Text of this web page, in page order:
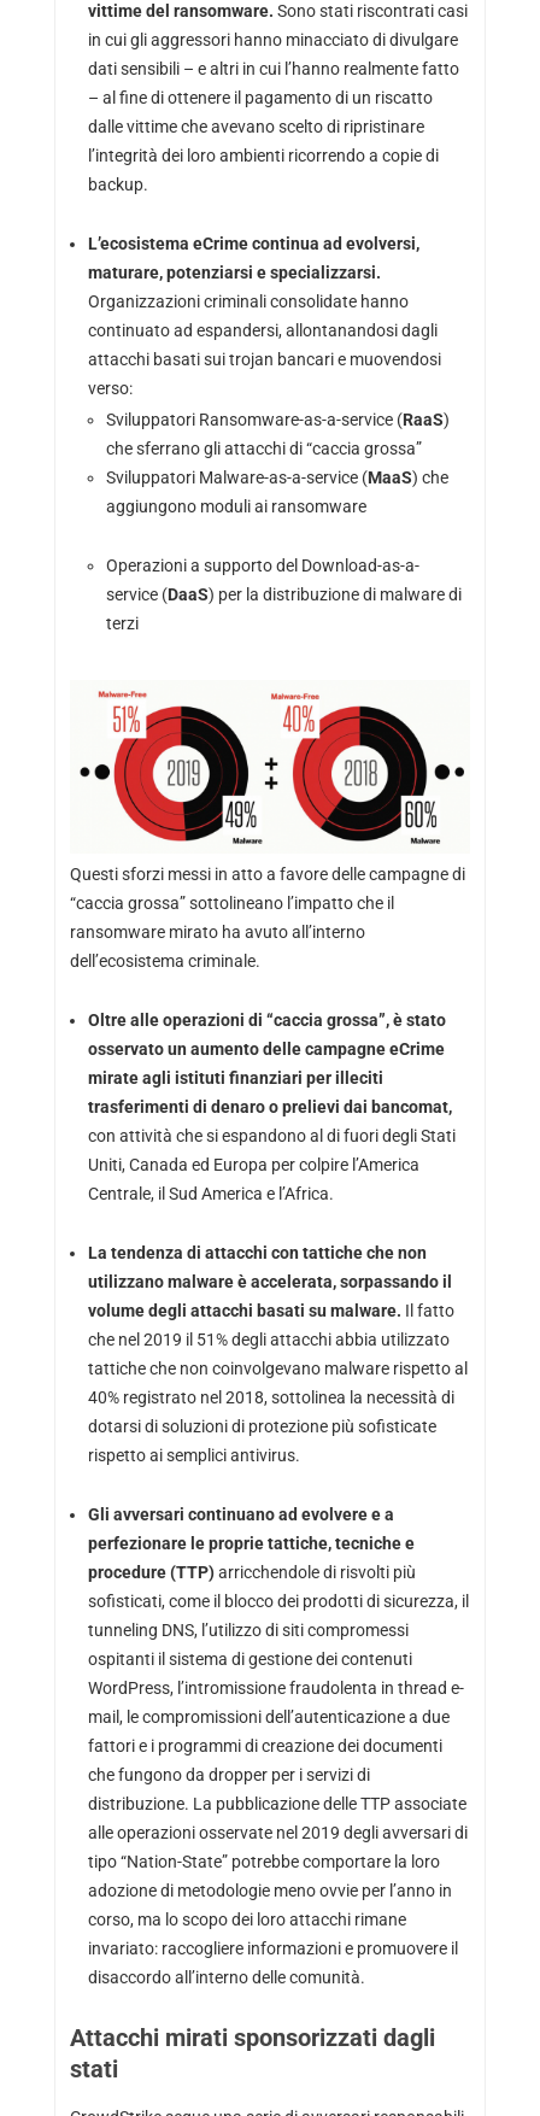
vittime del ransomware. Sono stati riscontrati casi
in cui gli aggressori hanno minacciato di divulgare
dati sensibili – e altri in cui l’hanno realmente fatto
– al fine di ottenere il pagamento di un riscatto
dalle vittime che avevano scelto di ripristinare
l’integrità dei loro ambienti ricorrendo a copie di
backup.
L’ecosistema eCrime continua ad evolversi,
maturare, potenziarsi e specializzarsi.
Organizzazioni criminali consolidate hanno
continuato ad espandersi, allontanandosi dagli
attacchi basati sui trojan bancari e muovendosi
verso:
Sviluppatori Ransomware-as-a-service (RaaS)
che sferrano gli attacchi di “caccia grossa”
Sviluppatori Malware-as-a-service (MaaS) che
aggiungono moduli ai ransomware
Operazioni a supporto del Download-as-a-
service (DaaS) per la distribuzione di malware di
terzi
Questi sforzi messi in atto a favore delle campagne di
“caccia grossa” sottolineano l’impatto che il
ransomware mirato ha avuto all’interno
dell’ecosistema criminale.
Oltre alle operazioni di “caccia grossa”, è stato
osservato un aumento delle campagne eCrime
mirate agli istituti finanziari per illeciti
trasferimenti di denaro o prelievi dai bancomat,
con attività che si espandono al di fuori degli Stati
Uniti, Canada ed Europa per colpire l’America
Centrale, il Sud America e l’Africa.
La tendenza di attacchi con tattiche che non
utilizzano malware è accelerata, sorpassando il
volume degli attacchi basati su malware. Il fatto
che nel 2019 il 51% degli attacchi abbia utilizzato
tattiche che non coinvolgevano malware rispetto al
40% registrato nel 2018, sottolinea la necessità di
dotarsi di soluzioni di protezione più sofisticate
rispetto ai semplici antivirus.
Gli avversari continuano ad evolvere e a
perfezionare le proprie tattiche, tecniche e
procedure (TTP)arricchendole di risvolti più
sofisticati, come il blocco dei prodotti di sicurezza, il
tunneling DNS, l’utilizzo di siti compromessi
ospitanti il sistema di gestione dei contenuti
WordPress, l’intromissione fraudolenta in thread e-
mail, le compromissioni dell’autenticazione a due
fattori e i programmi di creazione dei documenti
che fungono da dropper per i servizi di
distribuzione. La pubblicazione delle TTP associate
alle operazioni osservate nel 2019 degli avversari di
tipo “Nation-State” potrebbe comportare la loro
adozione di metodologie meno ovvie per l’anno in
corso, ma lo scopo dei loro attacchi rimane
invariato: raccogliere informazioni e promuovere il
disaccordo all’interno delle comunità.
Attacchi mirati sponsorizzati dagli
stati